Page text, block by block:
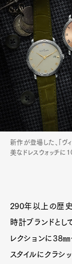
新作が登場した、「ヴ
美なドレスウォッチ
290年以上の歴史
時計ブランドとし
レクションに38
スタイルにクラシ